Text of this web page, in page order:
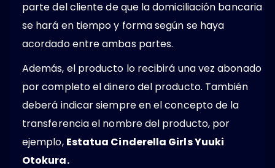
parte del cliente de que la domiciliación bancaria
se hará en tiempo y forma según se haya
acordado entre ambas partes.
Además, el producto lo recibirá una vez abonado
por completo el dinero del producto. También
deberá indicar siempre en el concepto de la
transferencia el nombre del producto, por
ejemplo, Estatua Cinderella Girls Yuuki
Otokura.